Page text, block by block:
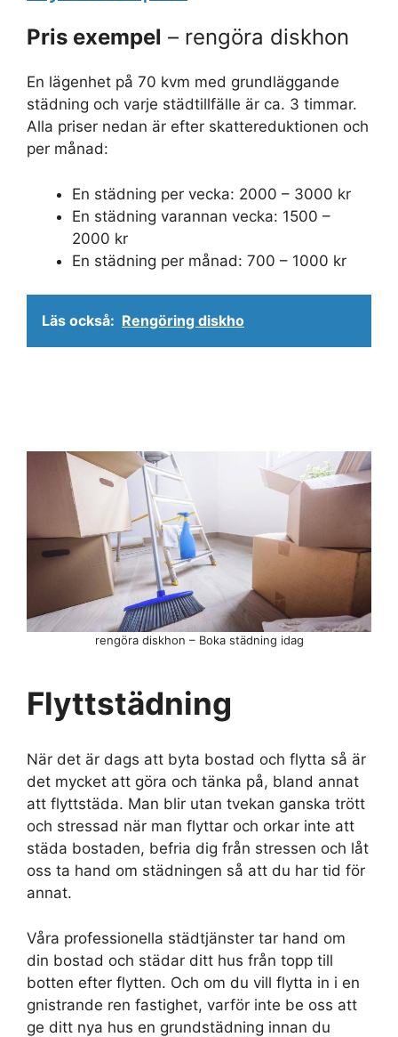
Pris exempel – rengöra diskhon
En lägenhet på 70 kvm med grundläggande
städning och varje städtillfälle är ca. 3 timmar.
Alla priser nedan är efter skattereduktionen och
per månad:
En städning per vecka: 2000 – 3000 kr
En städning varannan vecka: 1500 –
2000 kr
En städning per månad: 700 – 1000 kr
Läs också: Rengöring diskho
Flyttstädning
När det är dags att byta bostad och flytta så är
det mycket att göra och tänka på, bland annat
att flyttstäda. Man blir utan tvekan ganska trött
och stressad när man flyttar och orkar inte att
städa bostaden, befria dig från stressen och låt
oss ta hand om städningen så att du har tid för
annat.
Våra professionella städtjänster tar hand om
din bostad och städar ditt hus från topp till
botten efter flytten. Och om du vill flytta in i en
gnistrande ren fastighet, varför inte be oss att
ge ditt nya hus en grundstädning innan du
rengöra diskhon – Boka städning idag